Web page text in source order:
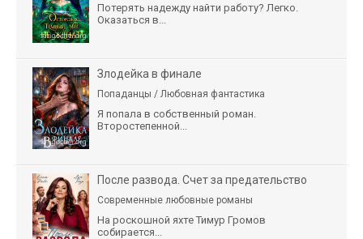
Потерять надежду найти работу? Легко.
Оказаться в...
Злодейка в финале
Попаданцы / Любовная фантастика
Я попала в собственный роман.
Второстепенной...
После развода. Счет за предательство
Современные любовные романы
На роскошной яхте Тимур Громов
собирается...